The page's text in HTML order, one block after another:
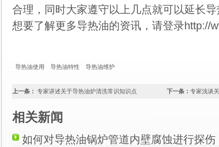
合理，同时大家遵守以上几点就可以延长
想要了解更多导热油的资讯，请登录http://
导热油使用 导热油特性 导热油维护
上一条： 专家讲述关于导热油炉清洗常识知识点 下一条：专家浅谈
相关新闻
如何对导热油锅炉管道内壁腐蚀进行探伤